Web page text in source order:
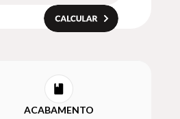
ACABAMENTO